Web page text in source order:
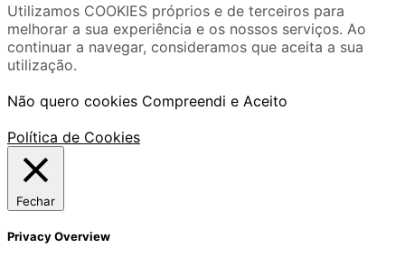
Utilizamos COOKIES próprios e de terceiros para
melhorar a sua experiência e os nossos serviços. Ao
continuar a navegar, consideramos que aceita a sua
utilização.
Não quero cookies Compreendi e Aceito
Política de Cookies
Fechar
Privacy Overview